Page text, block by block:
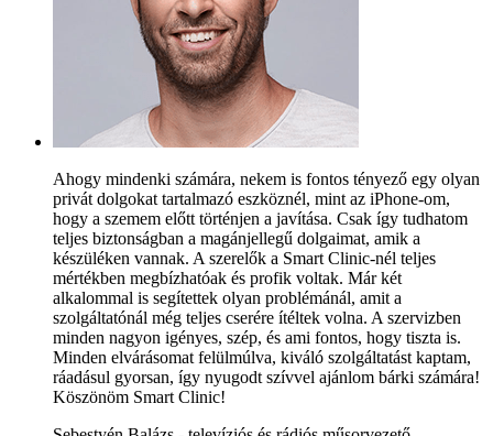
Ahogy mindenki számára, nekem is fontos tényező egy olyan
privát dolgokat tartalmazó eszköznél, mint az iPhone-om,
hogy a szemem előtt történjen a javítása. Csak így tudhatom
teljes biztonságban a magánjellegű dolgaimat, amik a
készüléken vannak. A szerelők a Smart Clinic-nél teljes
mértékben megbízhatóak és profik voltak. Már két
alkalommal is segítettek olyan problémánál, amit a
szolgáltatónál még teljes cserére ítéltek volna. A szervizben
minden nagyon igényes, szép, és ami fontos, hogy tiszta is.
Minden elvárásomat felülmúlva, kiváló szolgáltatást kaptam,
ráadásul gyorsan, így nyugodt szívvel ajánlom bárki számára!
Köszönöm Smart Clinic!